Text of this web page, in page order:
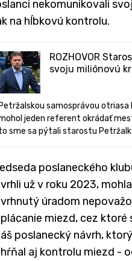
nekomunikovali
na hĺbkovú kontrolu.
ROZHOVOR
svoju miliónovú
Petržalskou samosprávou
jeden referent okrádať
sme sa pýtali starostu
poslaneckého
už v roku 2023,
úradom
miezd, cez ktoré
poslanecký návrh,
aj kontrolu miezd -